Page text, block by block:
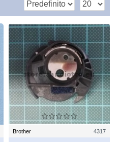
Brother 4317